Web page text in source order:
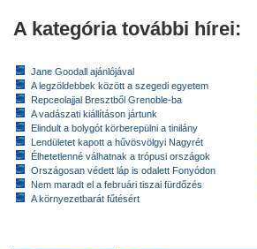
A kategória további hírei:
Jane Goodall ajánlójával
A legzöldebbek között a szegedi egyetem
Repceolajjal Bresztből Grenoble-ba
A vadászati kiállításon jártunk
Elindult a bolygót körberepülni a tinilány
Lendületet kapott a hűvösvölgyi Nagyrét
Élhetetlenné válhatnak a trópusi országok
Országosan védett láp is odalett Fonyódon
Nem maradt el a februári tiszai fürdőzés
A környezetbarát fűtésért